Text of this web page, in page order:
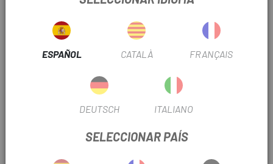
revestimiento de metal sinterizado sobre soporte de
¡NO apto para modelos del año 2007 - 2010!
ESPAÑOL CATALÀ FRANÇAIS
DEUTSCH ITALIANO
SELECCIONAR PAÍS